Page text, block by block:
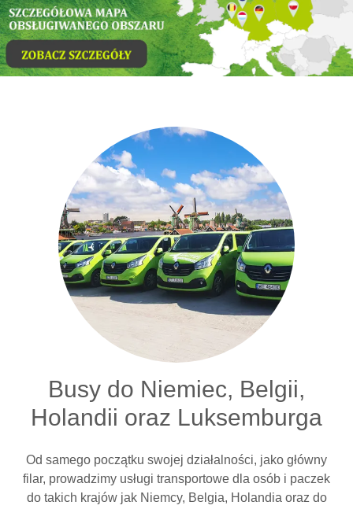
Busy do Niemiec, Belgii,
Holandii oraz Luksemburga
Od samego początku swojej działalności, jako główny
filar, prowadzimy usługi transportowe dla osób i paczek
do takich krajów jak Niemcy, Belgia, Holandia oraz do